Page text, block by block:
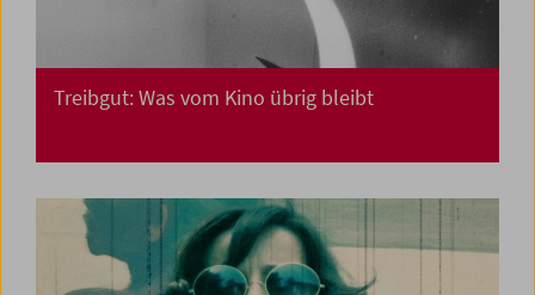
Treibgut: Was vom Kino übrig bleibt